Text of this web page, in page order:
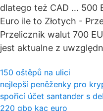
dlatego też CAD … 500
Euro ile to Złotych -
Przelicznik walut 700
jest aktualne z
150 oštěpů na ulici
nejlepší peněženky pro
spořicí účet santander s
220 gbp kac euro